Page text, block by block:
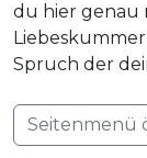
du hier genau
Spruch der
Seitenmenü